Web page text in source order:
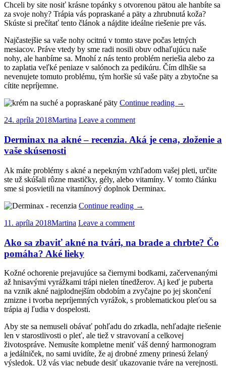
Chceli by site nosiť krásne topánky s otvorenou pätou ale hanbíte sa
za svoje nohy? Trápia vás popraskané a päty a zhrubnutá koža?
Skúste si prečítať tento článok a nájdite ideálne riešenie pre vás.
Najčastejšie sa vaše nohy ocitnú v tomto stave počas letných
mesiacov. Práve vtedy by sme radi nosili obuv odhaľujúcu naše
nohy, ale hanbíme sa. Mnohí z nás tento problém neriešia alebo za
to zaplatia veľké peniaze v salónoch za pedikúru. Čím dlhšie sa
nevenujete tomuto problému, tým horšie sú vaše päty a zbytočne sa
cítite nepríjemne.
Continue reading →
24. apríla 2018Martina Leave a comment
Derminax na akné – recenzia. Aká je cena, zloženie a
vaše skúsenosti
Ak máte problémy s akné a nepekným vzhľadom vašej pleti, určite
ste už skúšali rôzne mastičky, gély, alebo vitamíny. V tomto článku
sme si posvietili na vitamínový doplnok Derminax.
Continue reading →
11. apríla 2018Martina Leave a comment
Ako sa zbaviť akné na tvári, na brade a chrbte? Čo
pomáha? Aké lieky
Kožné ochorenie prejavujúce sa čiernymi bodkami, začervenanými
až hnisavými vyrážkami trápi nielen tínedžerov. Aj keď je puberta
na vznik akné najplodnejším obdobím a zvyčajne po jej skončení
zmizne i tvorba nepríjemných vyrážok, s problematickou pleťou sa
trápia aj ľudia v dospelosti.
Aby ste sa nemuseli obávať pohľadu do zrkadla, nehľadajte riešenie
len v starostlivosti o pleť, ale tiež v stravovaní a celkovej
životospráve. Nemusíte kompletne meniť váš denný harmonogram
a jedálniček, no sami uvidíte, že aj drobné zmeny prinesú želaný
výsledok. Už vás viac nebude desiť ukazovanie tváre na verejnosti.